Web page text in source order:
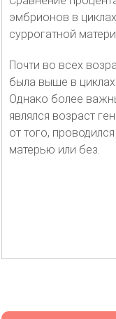
эмбрионов в
суррогатной
Почти во всех
была выше в
Однако более
являлся возраст
от того,
матерью или без.